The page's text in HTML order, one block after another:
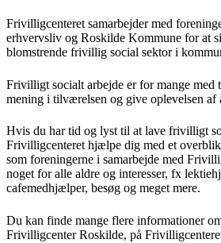
Frivilligcenteret samarbejder med
erhvervsliv og Roskilde Kommune for at
blomstrende frivillig social sektor i
Frivilligt socialt arbejde er for mange med
mening i tilværelsen og give oplevelsen af
Hvis du har tid og lyst til at lave frivilligt
Frivilligcenteret hjælpe dig med et
som foreningerne i samarbejde med
noget for alle aldre og interesser, fx
cafemedhjælper, besøg og meget mere.
Du kan finde mange flere informationer
Frivilligcenter Roskilde, på